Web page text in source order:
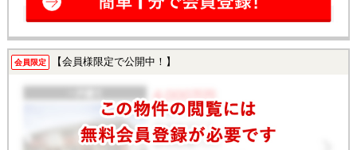
会員限定 【会員様限定で公開中！】